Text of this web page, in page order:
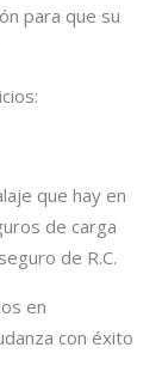
para que su
que hay en
de carga
de R.C.
en
con éxito